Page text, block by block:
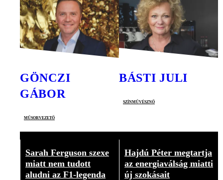
GÖNCZI
GÁBOR
műsorvezető
BÁSTI JULI
színművésznő
Sarah Ferguson szexe
miatt nem tudott
aludni az F1-legenda
Hajdú Péter megtartja
az energiaválság miatti
új szokásait